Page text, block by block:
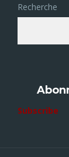
Recherche
Subscribe